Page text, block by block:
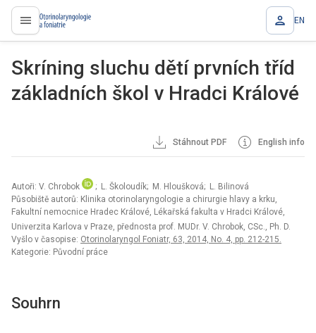
proLékaře.cz EN
Skríning sluchu dětí prvních tříd
základních škol v Hradci Králové
Stáhnout PDF English info
Autoři: V. Chrobok
; L. Školoudík; M. Hloušková; L. Bilinová
Působiště autorů: Klinika otorinolaryngologie a chirurgie hlavy a krku,
Fakultní nemocnice Hradec Králové, Lékařská fakulta v Hradci Králové,
Univerzita Karlova v Praze, přednosta prof. MUDr. V. Chrobok, CSc., Ph. D.
Vyšlo v časopise: Otorinolaryngol Foniatr, 63, 2014, No. 4, pp. 212-215.
Kategorie: Původní práce
Souhrn